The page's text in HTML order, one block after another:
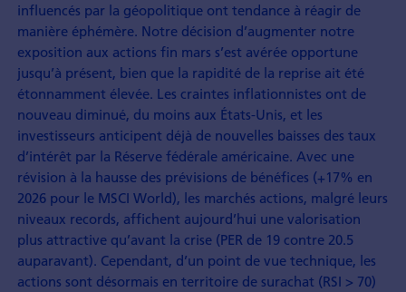
influencés par la géopolitique ont tendance à réagir de
manière éphémère. Notre décision d’augmenter notre
exposition aux actions fin mars s’est avérée opportune
jusqu’à présent, bien que la rapidité de la reprise ait été
étonnamment élevée. Les craintes inflationnistes ont de
nouveau diminué, du moins aux États-Unis, et les
investisseurs anticipent déjà de nouvelles baisses des taux
d’intérêt par la Réserve fédérale américaine. Avec une
révision à la hausse des prévisions de bénéfices (+17% en
2026 pour le MSCI World), les marchés actions, malgré leurs
niveaux records, affichent aujourd’hui une valorisation
plus attractive qu’avant la crise (PER de 19 contre 20.5
auparavant). Cependant, d’un point de vue technique, les
actions sont désormais en territoire de surachat (RSI > 70)